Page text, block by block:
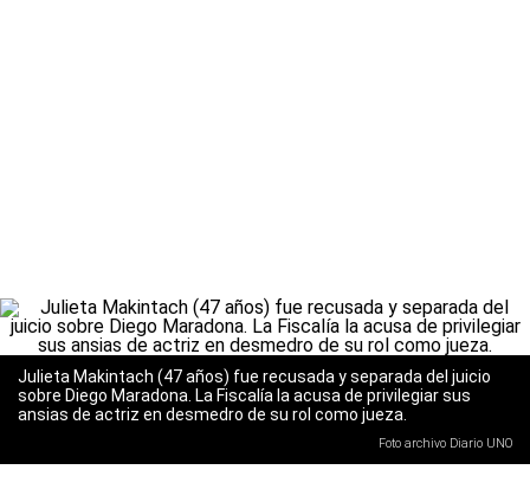
Julieta Makintach (47 años) fue recusada y separada del juicio
sobre Diego Maradona. La Fiscalía la acusa de privilegiar sus
ansias de actriz en desmedro de su rol como jueza.
Foto archivo Diario UNO